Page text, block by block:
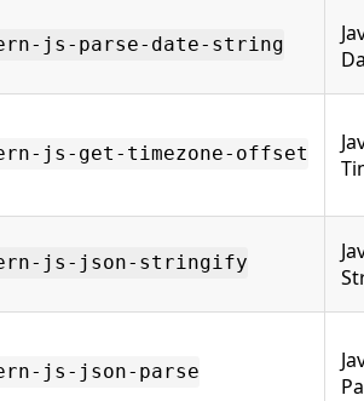
js-parse-date-string
js-get-timezone-offset
js-json-stringify
js-json-parse